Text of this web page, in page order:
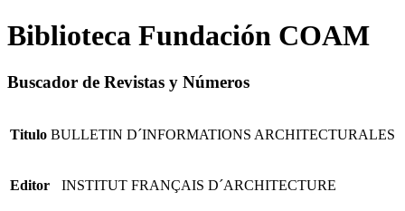
Biblioteca Fundación COAM
Buscador de Revistas y Números
Titulo BULLETIN D´INFORMATIONS ARCHITECTURALES
Editor INSTITUT FRANÇAIS D´ARCHITECTURE